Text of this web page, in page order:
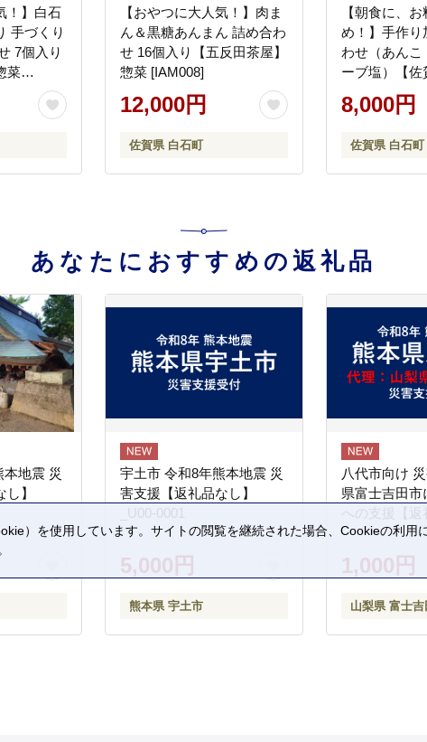
！】白石
手づくり
7個入り
菜
【おやつに大人気！】肉ま
ん＆黒糖あんまん 詰め合わ
せ 16個入り【五反田茶屋】
惣菜 [IAM008]
12,000円
佐賀県 白石町
【朝食に、
め！】手作り
わせ（あんこ
ーブ塩）【佐
ー白石作業所
[ICL001]
8,000円
佐賀県 白石町
あなたにおすすめの返礼品
本地震 災
】
宇土市 令和8年熊本地震 災
害支援【返礼品なし】
_U00-0001
5,000円
熊本県 宇土市
八代市向け
県富士吉田
への支援【返
1,000円
山梨県 富士吉
）を使用しています。サイトの閲覧を継続された場合、Cookieの利用